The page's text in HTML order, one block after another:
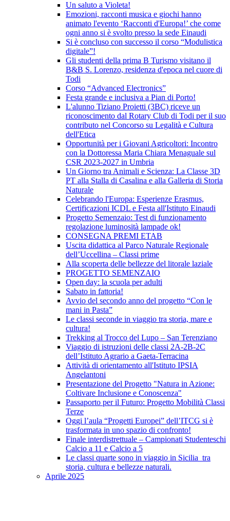
Un saluto a Violeta!
Emozioni, racconti musica e giochi hanno
animato l'evento ‘Racconti d'Europa!’ che come
ogni anno si è svolto presso la sede Einaudi
Si è concluso con successo il corso “Modulistica
digitale”!
Gli studenti della prima B Turismo visitano il
B&B S. Lorenzo, residenza d'epoca nel cuore di
Todi
Corso “Advanced Electronics”
Festa grande e inclusiva a Pian di Porto!
L'alunno Tiziano Proietti (3BC) riceve un
riconoscimento dal Rotary Club di Todi per il suo
contributo nel Concorso su Legalità e Cultura
dell'Etica
Opportunità per i Giovani Agricoltori: Incontro
con la Dottoressa Maria Chiara Menaguale sul
CSR 2023-2027 in Umbria
Un Giorno tra Animali e Scienza: La Classe 3D
PT alla Stalla di Casalina e alla Galleria di Storia
Naturale
Celebrando l'Europa: Esperienze Erasmus,
Certificazioni ICDL e Festa all'Istituto Einaudi
Progetto Semenzaio: Test di funzionamento
regolazione luminosità lampade ok!
CONSEGNA PREMI ETAB
Uscita didattica al Parco Naturale Regionale
dell’Uccellina – Classi prime
Alla scoperta delle bellezze del litorale laziale
PROGETTO SEMENZAIO
Open day: la scuola per adulti
Sabato in fattoria!
Avvio del secondo anno del progetto “Con le
mani in Pasta”
Le classi seconde in viaggio tra storia, mare e
cultura!
Trekking al Trocco del Lupo – San Terenziano
Viaggio di istruzioni delle classi 2A-2B-2C
dell’Istituto Agrario a Gaeta-Terracina
Attività di orientamento all'Istituto IPSIA
Angelantoni
Presentazione del Progetto "Natura in Azione:
Coltivare Inclusione e Conoscenza"
Passaporto per il Futuro: Progetto Mobilità Classi
Terze
Oggi l’aula “Progetti Europei” dell’ITCG si è
trasformata in uno spazio di confronto!
Finale interdistrettuale – Campionati Studenteschi
Calcio a 11 e Calcio a 5
Le classi quarte sono in viaggio in Sicilia tra
storia, cultura e bellezze naturali.
Aprile 2025